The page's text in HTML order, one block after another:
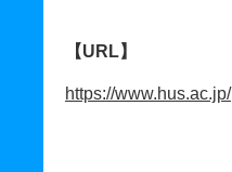
【URL】
https://www.hus.ac.jp/